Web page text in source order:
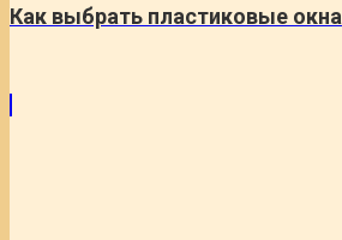
Как выбрать пластиковые окна